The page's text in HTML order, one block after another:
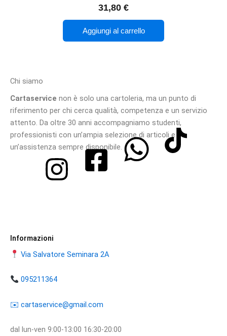
31,80 €
Aggiungi al carrello
Chi siamo
Cartaservice non è solo una cartoleria, ma un punto di
riferimento per chi cerca qualità, competenza e un servizio
attento. Da oltre 30 anni accompagniamo studenti,
professionisti con un’ampia selezione di articoli e
un’assistenza sempre disponibile.
Informazioni
Via Salvatore Seminara 2A
095211364
​​✉️ ​cartaservice@gmail.com
dal lun-ven 9:00-13:00 16:30-20:00